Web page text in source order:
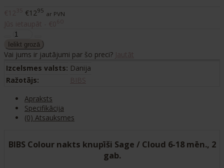
€1295 ar PVN
Vai jums ir jautājumi par šo preci?
Izcelsmes valsts: Danija
Ražotājs:
Apraksts
Specifikācija
(0) Atsauksmes
BIBS Colour nakts knupīši Sage / Cloud 6-18 mēn., 2
gab.